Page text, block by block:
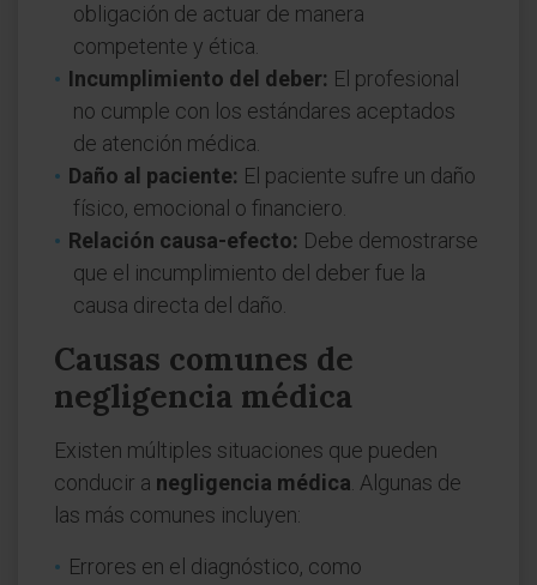
obligación de actuar de manera
competente y ética.
Incumplimiento del deber: El profesional
no cumple con los estándares aceptados
de atención médica.
Daño al paciente: El paciente sufre un daño
físico, emocional o financiero.
Relación causa-efecto: Debe demostrarse
que el incumplimiento del deber fue la
causa directa del daño.
Causas comunes de
negligencia médica
Existen múltiples situaciones que pueden
conducir a negligencia médica . Algunas de
las más comunes incluyen:
Errores en el diagnóstico, como